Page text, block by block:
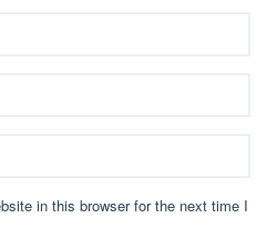
in this browser for the next time I